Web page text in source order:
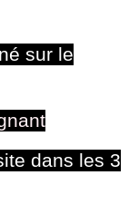
sur le
dans les 3